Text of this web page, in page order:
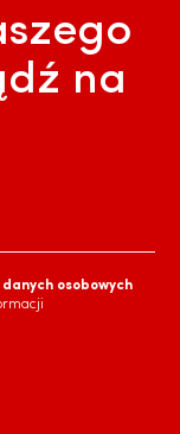
na
osobowych